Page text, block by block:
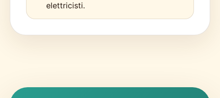
elettricisti.